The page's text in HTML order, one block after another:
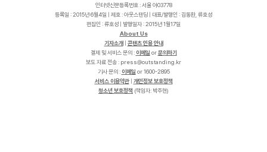
인터넷신문등록번호 : 서울 아03778
등록일 : 2015년 6월4일 | 제호 : 아웃스탠딩 | 대표/발행인 : 김동환, 류호성
편집인 : 류호성 | 발행일자 : 2015년 1월17일
About Us
기자소개
콘텐츠 인용 안내
결제 및 서비스 문의 : 이메일 or문의하기
보도 자료 전송 :
r
k
.
g
n
i
d
n
a
t
s
t
u
o
@
s
s
e
r
p
기사 문의 : 이메일 or 1600-2895
서비스 이용약관| 개인정보 보호정책
청소년 보호정책 (책임자: 박주현)